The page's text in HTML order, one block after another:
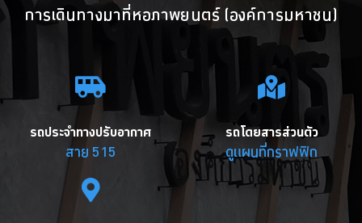
การเดินทางมาที่หอภาพยนตร์ (องค์การมหาชน)
รถประจำทางปรับอากาศ
สาย 515
รถโดยสารส่วนตัว
ดูแผนที่กราฟฟิก